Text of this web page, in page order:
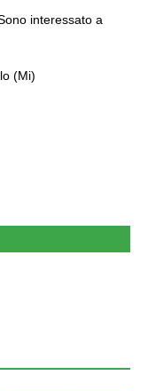
interessato a
(Mi)